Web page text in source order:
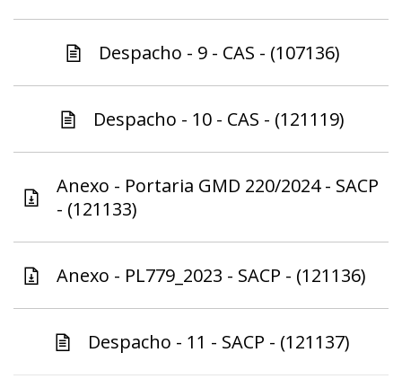
Despacho - 9 - CAS - (107136)
Despacho - 10 - CAS - (121119)
Anexo - Portaria GMD 220/2024 - SACP
- (121133)
Anexo - PL779_2023 - SACP - (121136)
Despacho - 11 - SACP - (121137)